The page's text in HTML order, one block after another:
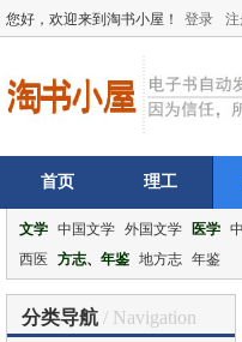
您好，欢迎来到淘书小屋！ 登录
首页 理工
文学 中国文学 外国文学 医学
西医
方志、年鉴 地方志 年鉴
分类导航 / Navigation